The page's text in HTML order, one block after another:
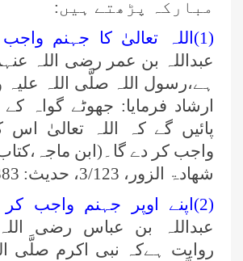
مبارکہ پڑھتے ہیں:
(1)اللہ تعالیٰ کا جہنم واجب کرنا:
عبداللہ بن عمر رضی اللہ
ہے،رسول اللہ صلَّی اللہ علیہ
ارشاد فرمایا: جھوٹے گواہ
پائیں گے کہ اللہ تعالیٰ اس
واجب کر دے گا۔(ابن
شھادۃ الزور، 3/123، حدیث: 6383)
(2)اپنے اوپر جہنم واجب کر لینا:
عبداللہ بن عباس رضی
روایت ہےکہ نبی اکرم صلَّی